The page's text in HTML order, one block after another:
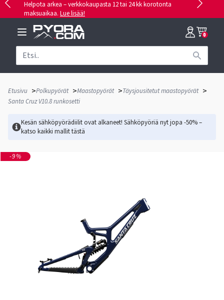
Helpota arkea – verkkokaupasta 12 tai 24 kk korotonta
maksuaikaa. Lue lisää!
0
Etusivu >Polkupyörät >Maastopyörät >Täysjousitetut maastopyörät >
Santa Cruz V10.8 runkosetti
Kesän sähköpyörädiilit ovat alkaneet! Sähköpyöriä nyt jopa -50% –
katso kaikki mallittästä
-9%